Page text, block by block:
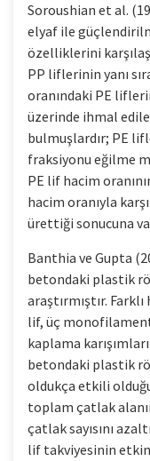
Soroushian et al.
elyaf ile
özelliklerini
PP liflerinin yanı
oranındaki PE
üzerinde ihmal
bulmuşlardır; PE
fraksiyonu eğilme
PE lif hacim
hacim oranıyla
ürettiği sonucuna
Banthia ve Gupta
betondaki plastik
araştırmıştır.
lif, üç
kaplama
betondaki plastik
oldukça etkili
toplam çatlak
çatlak sayısını
lif takviyesinin